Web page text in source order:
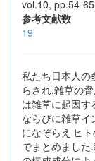
vol.10, pp.54-
参考文献数
19
私たち日本人の
らされ,雑草の
は雑草に起因す
ならびに雑草
になぞらえ‘ヒ
でまとめまし